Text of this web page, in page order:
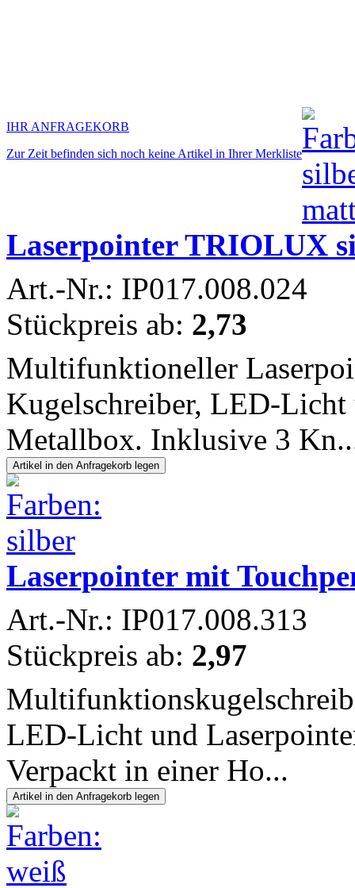
IHR ANFRAGEKORB
Zur Zeit befinden sich noch keine Artikel in Ihrer Merkliste
Laserpointer TRIOLUX
Art.-Nr.: IP017.008.024
Stückpreis ab: 2,73
Multifunktioneller
Kugelschreiber, LED-
Metallbox. Inklusive 3
Laserpointer mit
Art.-Nr.: IP017.008.313
Stückpreis ab: 2,97
LED-Licht und
Verpackt in einer Ho...